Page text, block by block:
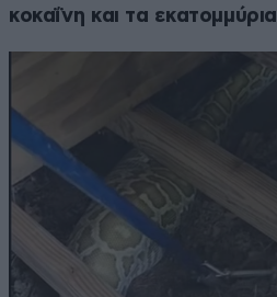
κοκαΐνη και τα εκατομμύρια